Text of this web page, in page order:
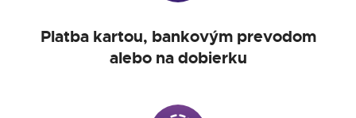
Platba kartou, bankovým prevodom
alebo na dobierku